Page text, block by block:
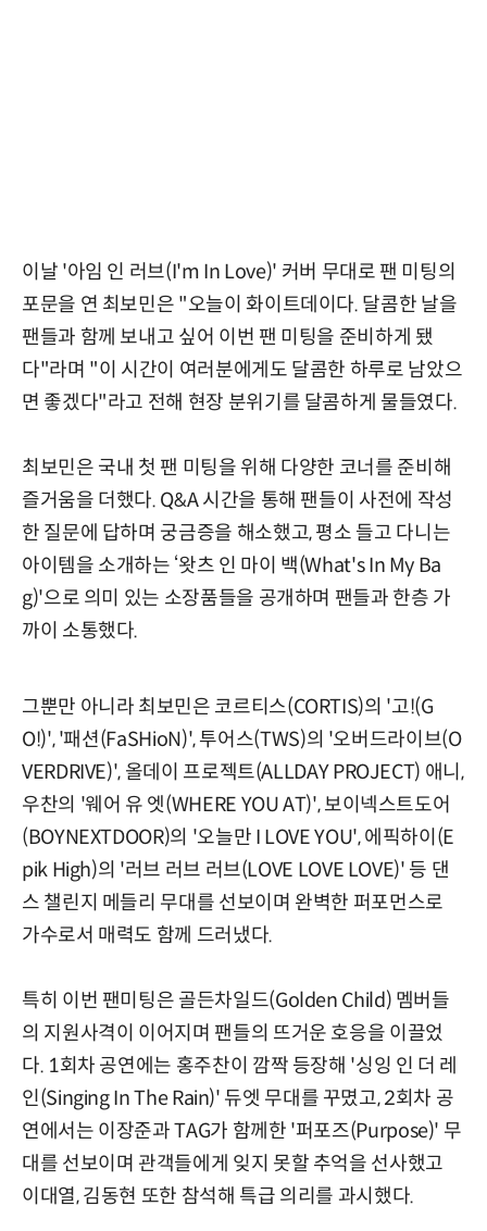
이날 '아임 인 러브(I'm In Love)' 커버 무대로 팬 미팅의
포문을 연 최보민은 "오늘이 화이트데이다. 달콤한 날을
팬들과 함께 보내고 싶어 이번 팬 미팅을 준비하게 됐
다"라며 "이 시간이 여러분에게도 달콤한 하루로 남았으
면 좋겠다"라고 전해 현장 분위기를 달콤하게 물들였다.
최보민은 국내 첫 팬 미팅을 위해 다양한 코너를 준비해
즐거움을 더했다. Q&A 시간을 통해 팬들이 사전에 작성
한 질문에 답하며 궁금증을 해소했고, 평소 들고 다니는
아이템을 소개하는 ‘왓츠 인 마이 백(What's In My Ba
g)'으로 의미 있는 소장품들을 공개하며 팬들과 한층 가
까이 소통했다.
그뿐만 아니라 최보민은 코르티스(CORTIS)의 '고!(G
O!)', '패션(FaSHioN)', 투어스(TWS)의 '오버드라이브(O
VERDRIVE)', 올데이 프로젝트(ALLDAY PROJECT) 애니,
우찬의 '웨어 유 엣(WHERE YOU AT)', 보이넥스트도어
(BOYNEXTDOOR)의 '오늘만 I LOVE YOU', 에픽하이(E
pik High)의 '러브 러브 러브(LOVE LOVE LOVE)' 등 댄
스 챌린지 메들리 무대를 선보이며 완벽한 퍼포먼스로
가수로서 매력도 함께 드러냈다.
특히 이번 팬미팅은 골든차일드(Golden Child) 멤버들
의 지원사격이 이어지며 팬들의 뜨거운 호응을 이끌었
다. 1회차 공연에는 홍주찬이 깜짝 등장해 '싱잉 인 더 레
인(Singing In The Rain)' 듀엣 무대를 꾸몄고, 2회차 공
연에서는 이장준과 TAG가 함께한 '퍼포즈(Purpose)' 무
대를 선보이며 관객들에게 잊지 못할 추억을 선사했고
이대열, 김동현 또한 참석해 특급 의리를 과시했다.